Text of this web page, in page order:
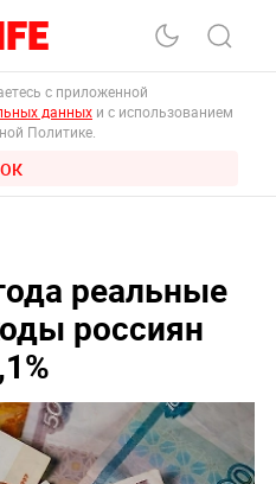
с приложенной
данных и с использованием
Политике.
ОК
реальные
россиян